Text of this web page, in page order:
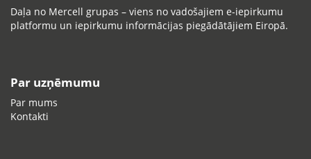
Daļa no Mercell grupas – viens no vadošajiem e-iepirkumu
platformu un iepirkumu informācijas piegādātājiem Eiropā.
Par uzņēmumu
Par mums
Kontakti